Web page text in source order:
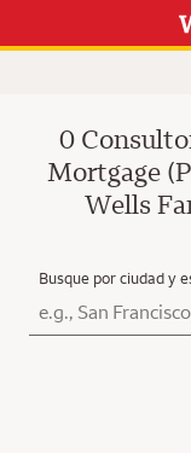
0
Mortgage
Wells
Busque por ciudad y
Ciudad, Estado/
Submit a search.